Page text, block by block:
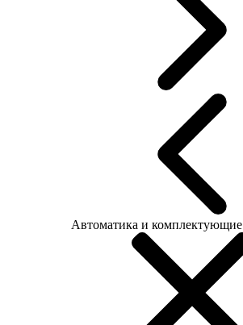
Автоматика и комплектующие